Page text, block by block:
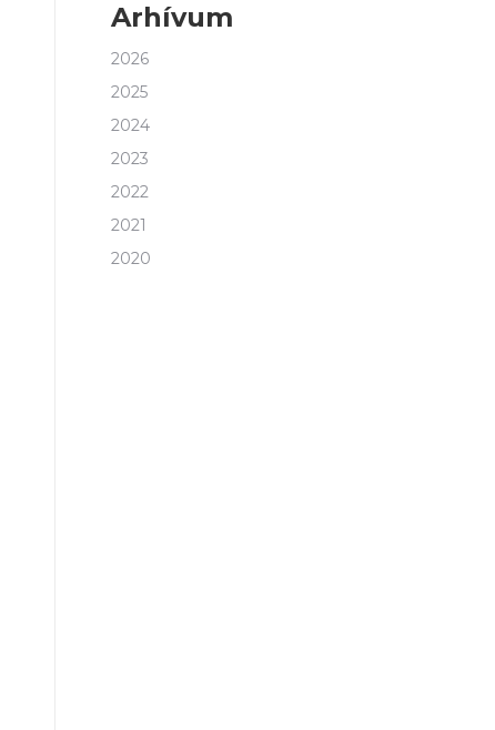
Arhívum
2026
2025
2024
2023
2022
2021
2020